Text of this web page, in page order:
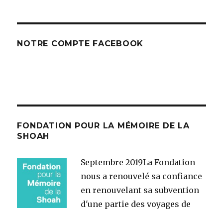
NOTRE COMPTE FACEBOOK
FONDATION POUR LA MÉMOIRE DE LA
SHOAH
Septembre 2019La Fondation
nous a renouvelé sa confiance
en renouvelant sa subvention
d'une partie des voyages de